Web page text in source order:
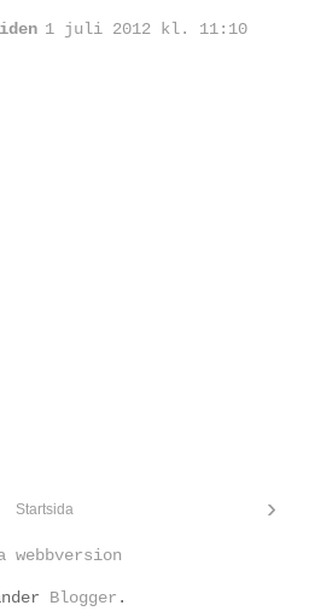
1 juli 2012 kl. 11:10
›
Startsida
webbversion
Blogger .